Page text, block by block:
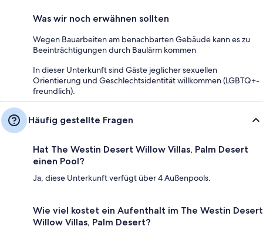
Was wir noch erwähnen sollten
Wegen Bauarbeiten am benachbarten Gebäude kann es zu
Beeinträchtigungen durch Baulärm kommen
In dieser Unterkunft sind Gäste jeglicher sexuellen
Orientierung und Geschlechtsidentität willkommen (LGBTQ+-
freundlich).
Häufig gestellte Fragen
Hat The Westin Desert Willow Villas, Palm Desert
einen Pool?
Ja, diese Unterkunft verfügt über 4 Außenpools.
Wie viel kostet ein Aufenthalt im The Westin Desert
Willow Villas, Palm Desert?